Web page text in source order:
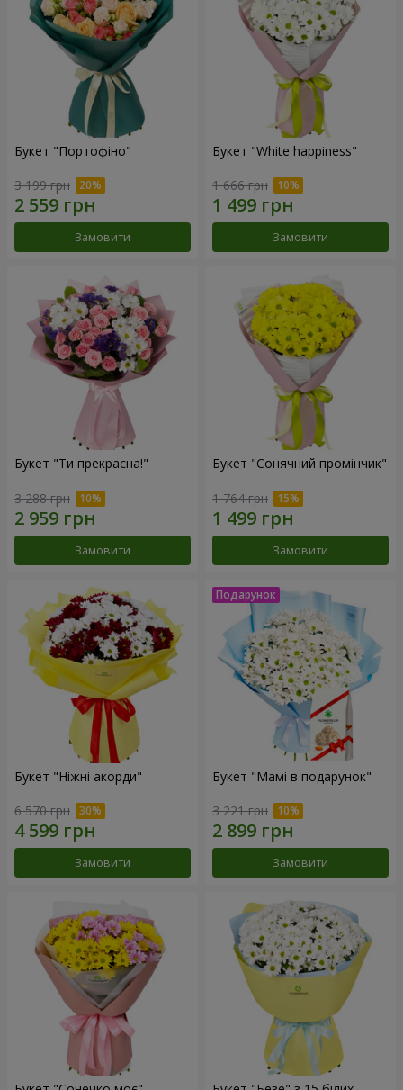
Букет "Портофіно"
3 199 грн
Замовити
Букет "White happiness"
1 666 грн
Замовити
Букет "Ти прекрасна!"
3 288 грн
Замовити
Букет "Сонячний промінчик"
1 764 грн
Замовити
Букет "Ніжні акорди"
6 570 грн
Замовити
Букет "Мамі в подарунок"
3 221 грн
Замовити